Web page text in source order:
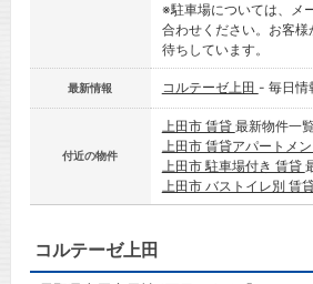
※駐車場については、メ
合わせください。お客
待ちしています。
最新情報 コルテーゼ上田 - 毎日情
付近の物件
上田市 賃貸 最新物件一
上田市 賃貸アパートメン
上田市 駐車場付き 賃貸
上田市 バストイレ別 賃
コルテーゼ上田